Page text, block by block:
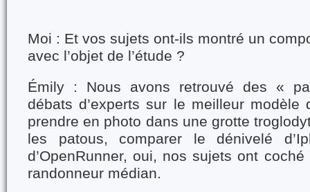
Moi : Et vos sujets ont-ils montré un
avec l’objet de l’étude ?
Émily : Nous avons retrouvé des «
débats d’experts sur le meilleur modèle
prendre en photo dans une grotte
les patous, comparer le dénivelé
d’OpenRunner, oui, nos sujets ont
randonneur médian.